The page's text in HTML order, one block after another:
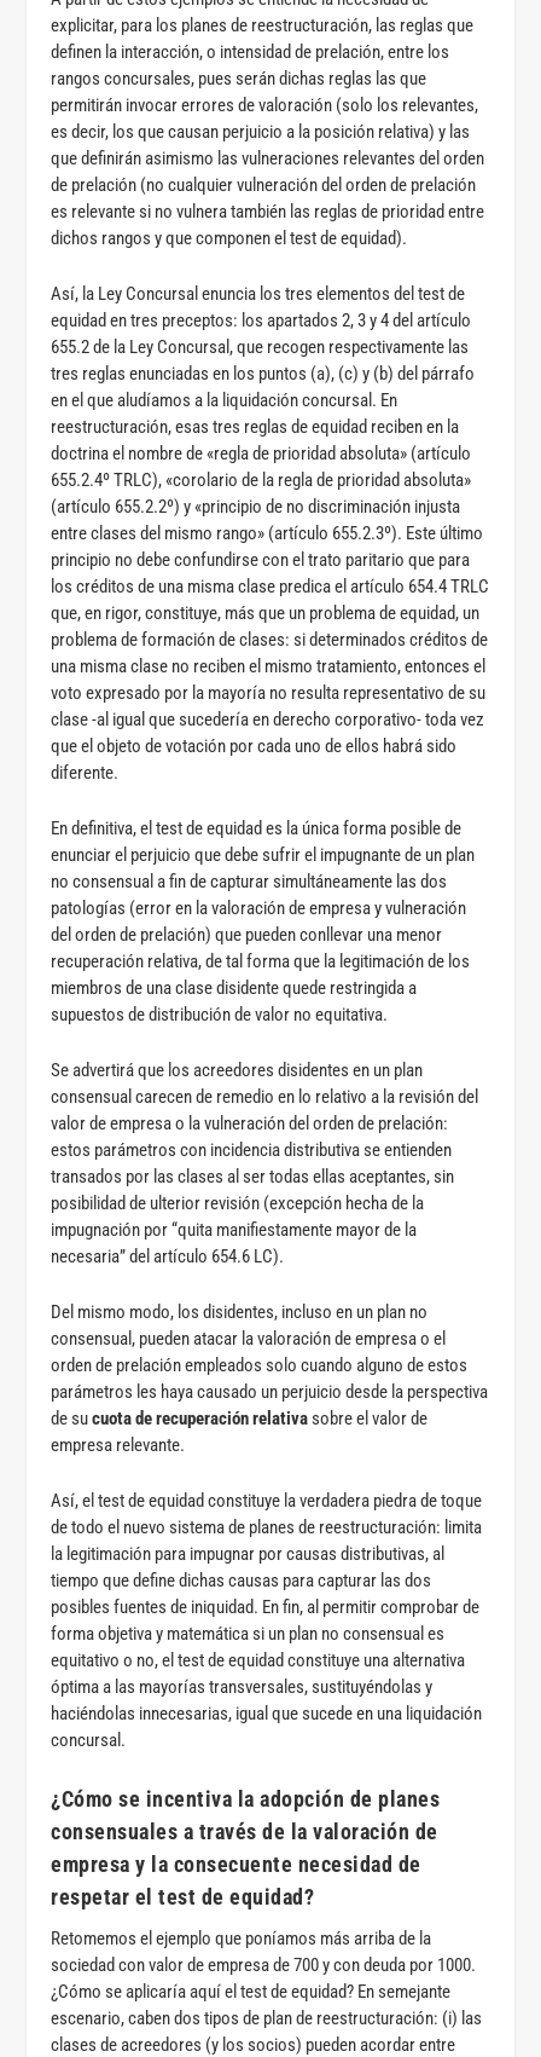
explicitar, para los planes de reestructuración, las reglas que
definen la interacción, o intensidad de prelación, entre los
rangos concursales, pues serán dichas reglas las que
permitirán invocar errores de valoración (solo los relevantes,
es decir, los que causan perjuicio a la posición relativa) y las
que definirán asimismo las vulneraciones relevantes del orden
de prelación (no cualquier vulneración del orden de prelación
es relevante si no vulnera también las reglas de prioridad entre
dichos rangos y que componen el test de equidad).
Así, la Ley Concursal enuncia los tres elementos del test de
equidad en tres preceptos: los apartados 2, 3 y 4 del artículo
655.2 de la Ley Concursal, que recogen respectivamente las
tres reglas enunciadas en los puntos (a), (c) y (b) del párrafo
en el que aludíamos a la liquidación concursal. En
reestructuración, esas tres reglas de equidad reciben en la
doctrina el nombre de «regla de prioridad absoluta» (artículo
655.2.4º TRLC), «corolario de la regla de prioridad absoluta»
(artículo 655.2.2º) y «principio de no discriminación injusta
entre clases del mismo rango» (artículo 655.2.3º). Este último
principio no debe confundirse con el trato paritario que para
los créditos de una misma clase predica el artículo 654.4 TRLC
que, en rigor, constituye, más que un problema de equidad, un
problema de formación de clases: si determinados créditos de
una misma clase no reciben el mismo tratamiento, entonces el
voto expresado por la mayoría no resulta representativo de su
clase -al igual que sucedería en derecho corporativo- toda vez
que el objeto de votación por cada uno de ellos habrá sido
diferente.
En definitiva, el test de equidad es la única forma posible de
enunciar el perjuicio que debe sufrir el impugnante de un plan
no consensual a fin de capturar simultáneamente las dos
patologías (error en la valoración de empresa y vulneración
del orden de prelación) que pueden conllevar una menor
recuperación relativa, de tal forma que la legitimación de los
miembros de una clase disidente quede restringida a
supuestos de distribución de valor no equitativa.
Se advertirá que los acreedores disidentes en un plan
consensual carecen de remedio en lo relativo a la revisión del
valor de empresa o la vulneración del orden de prelación:
estos parámetros con incidencia distributiva se entienden
transados por las clases al ser todas ellas aceptantes, sin
posibilidad de ulterior revisión (excepción hecha de la
impugnación por “quita manifiestamente mayor de la
necesaria” del artículo 654.6 LC).
Del mismo modo, los disidentes, incluso en un plan no
consensual, pueden atacar la valoración de empresa o el
orden de prelación empleados solo cuando alguno de estos
parámetros les haya causado un perjuicio desde la perspectiva
de sucuota de recuperación relativasobre el valor de
empresa relevante.
Así, el test de equidad constituye la verdadera piedra de toque
de todo el nuevo sistema de planes de reestructuración: limita
la legitimación para impugnar por causas distributivas, al
tiempo que define dichas causas para capturar las dos
posibles fuentes de iniquidad. En fin, al permitir comprobar de
forma objetiva y matemática si un plan no consensual es
equitativo o no, el test de equidad constituye una alternativa
óptima a las mayorías transversales, sustituyéndolas y
haciéndolas innecesarias, igual que sucede en una liquidación
concursal.
¿Cómo se incentiva la adopción de planes
consensuales a través de la valoración de
empresa y la consecuente necesidad de
respetar el test de equidad?
Retomemos el ejemplo que poníamos más arriba de la
sociedad con valor de empresa de 700 y con deuda por 1000.
¿Cómo se aplicaría aquí el test de equidad? En semejante
escenario, caben dos tipos de plan de reestructuración: (i) las
clases de acreedores (y los socios) pueden acordar entre